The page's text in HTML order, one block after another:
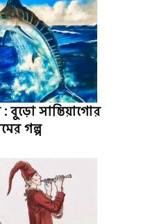
: বুড়ো সান্তিয়াগোর
গল্প